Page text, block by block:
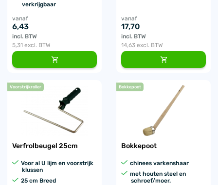
verkrijgbaar
vanaf
6,43
incl. BTW
5,31 excl. BTW
vanaf
17,70
incl. BTW
14,63 excl. BTW
Voorstrijkroller
Verfrolbeugel 25cm
Voor al U lijm en voorstrijk
klussen
25 cm Breed
Bokkepoot
Bokkepoot
chinees varkenshaar
met houten steel en
schroef/moer.